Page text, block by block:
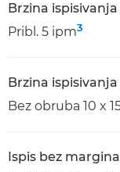
Brzina
Pribl. 5 ipm3
Brzina
Bez obruba 10 x
Ispis bez margina